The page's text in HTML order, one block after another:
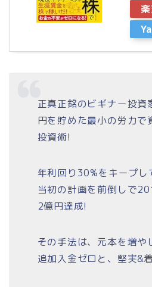
正真正銘のビギナー投資
円を貯めた最小の労力で
投資術!
年利回り30%をキープし
当初の計画を前倒しで
2億円達成!
その手法は、元本を増や
追加入金ゼロと、堅実&